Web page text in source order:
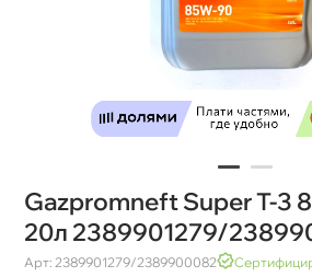
Gazpromneft Super T-3
20л 2389901279/
Арт: 2389901279/2389900082